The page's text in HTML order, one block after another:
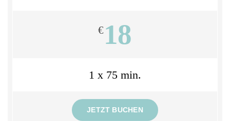
€18
1 x 75 min.
JETZT BUCHEN